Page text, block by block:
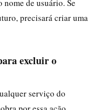
de usuário. Se
precisará criar uma
excluir o
serviço do